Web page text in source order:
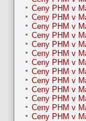
Ceny PHM v
Ceny PHM v
Ceny PHM v
Ceny PHM v
Ceny PHM v
Ceny PHM v
Ceny PHM v
Ceny PHM v
Ceny PHM v
Ceny PHM v
Ceny PHM v
Ceny PHM v
Ceny PHM v